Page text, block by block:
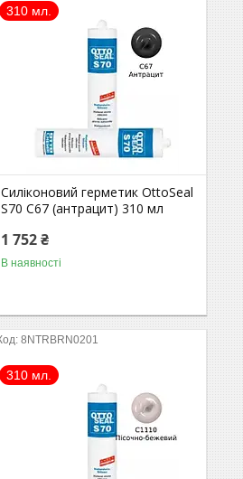
310 мл.
Силіконовий герметик OttoSeal
S70 C67 (антрацит) 310 мл
1 752 ₴
В наявності
8NTRBRN0201
310 мл.